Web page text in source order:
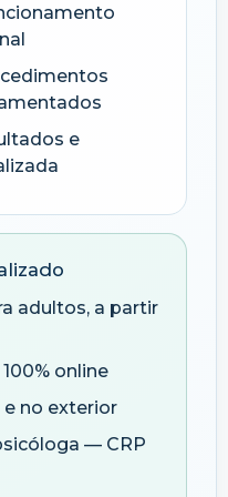
e
adultos, a partir
online
e no exterior
— CRP